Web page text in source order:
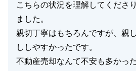
こちらの状況を理解してくださ
ました。
親切丁寧はもちろんですが、親
ししやすかったです。
不動産売却なんて不安も多かっ